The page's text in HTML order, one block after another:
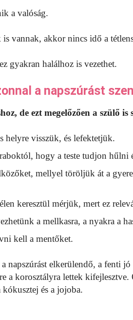
a valóság.
vannak, akkor nincs idő a
gyakran halálhoz is vezethet.
a napszúrást
de ezt megelőzően a szülő
helyre visszük, és lefektetjük.
hogy a teste tudjon hűlni
mellyel töröljük át a
keresztül mérjük, mert ez
a mellkasra, a nyakra a
kell a mentőket.
napszúrást elkerülendő, a fenti
a korosztályra lettek
és a jojoba.